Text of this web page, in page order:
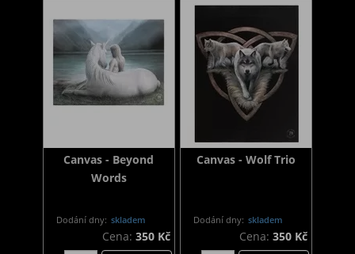
Canvas - Beyond
Words
Dodání dny: skladem
Cena: 350 Kč
Canvas - Wolf Trio
Dodání dny: skladem
Cena: 350 Kč